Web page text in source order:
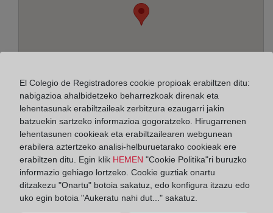
Helbidea:
Olivo, 18, 13002
Horario:
El Colegio de Registradores cookie propioak erabiltzen ditu:
nabigazioa ahalbidetzeko beharrezkoak direnak eta
lehentasunak erabiltzaileak zerbitzura ezaugarri jakin
batzuekin sartzeko informazioa gogoratzeko. Hirugarrenen
lehentasunen cookieak eta erabiltzailearen webgunean
erabilera aztertzeko analisi-helburuetarako cookieak ere
erabiltzen ditu. Egin klik HEMEN "Cookie Politika"ri buruzko
informazio gehiago lortzeko. Cookie guztiak onartu
ditzakezu "Onartu" botoia sakatuz, edo konfigura itzazu edo
uko egin botoia "Aukeratu nahi dut..." sakatuz.